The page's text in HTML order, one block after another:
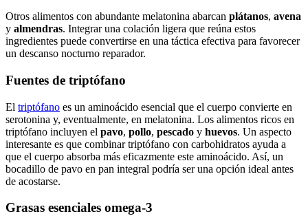
Otros alimentos con abundante melatonina abarcan plátanos, avena
y almendras. Integrar una colación ligera que reúna estos
ingredientes puede convertirse en una táctica efectiva para favorecer
un descanso nocturno reparador.
Fuentes de triptófano
El triptófano es un aminoácido esencial que el cuerpo convierte en
serotonina y, eventualmente, en melatonina. Los alimentos ricos en
triptófano incluyen el pavo, pollo, pescado y huevos. Un aspecto
interesante es que combinar triptófano con carbohidratos ayuda a
que el cuerpo absorba más eficazmente este aminoácido. Así, un
bocadillo de pavo en pan integral podría ser una opción ideal antes
de acostarse.
Grasas esenciales omega-3